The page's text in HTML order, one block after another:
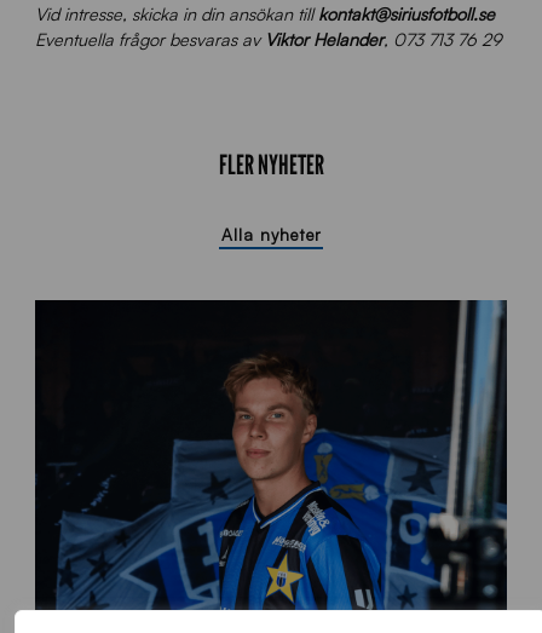
Vid intresse, skicka in din ansökan tillkontakt@siriusfotboll.se
Eventuella frågor besvaras av Viktor Helander, 073 713 76 29
FLER NYHETER
Alla nyheter